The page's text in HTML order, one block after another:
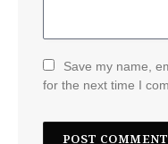
Save my name,
for the next time I